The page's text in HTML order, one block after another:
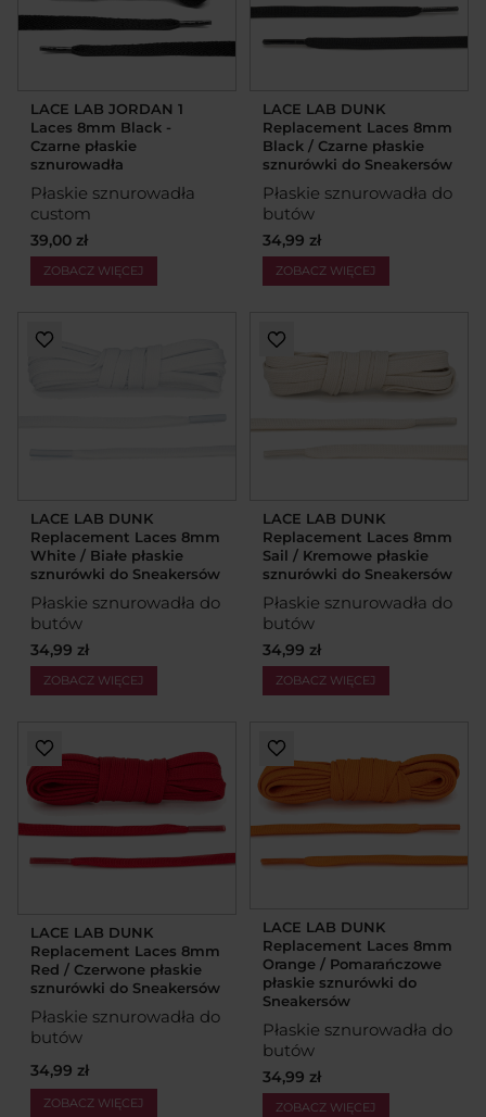
LACE LAB JORDAN 1
Laces 8mm Black -
Czarne płaskie
sznurowadła
Płaskie sznurowadła
custom
39,00 zł
ZOBACZ WIĘCEJ
LACE LAB DUNK
Replacement Laces 8mm
Black / Czarne płaskie
sznurówki do Sneakersów
Płaskie sznurowadła do
butów
34,99 zł
ZOBACZ WIĘCEJ
LACE LAB DUNK
Replacement Laces 8mm
White / Białe płaskie
sznurówki do Sneakersów
Płaskie sznurowadła do
butów
34,99 zł
ZOBACZ WIĘCEJ
LACE LAB DUNK
Replacement Laces 8mm
Sail / Kremowe płaskie
sznurówki do Sneakersów
Płaskie sznurowadła do
butów
34,99 zł
ZOBACZ WIĘCEJ
LACE LAB DUNK
Replacement Laces 8mm
Red / Czerwone płaskie
sznurówki do Sneakersów
Płaskie sznurowadła do
butów
34,99 zł
ZOBACZ WIĘCEJ
LACE LAB DUNK
Replacement Laces 8mm
Orange / Pomarańczowe
płaskie sznurówki do
Sneakersów
Płaskie sznurowadła do
butów
34,99 zł
ZOBACZ WIĘCEJ